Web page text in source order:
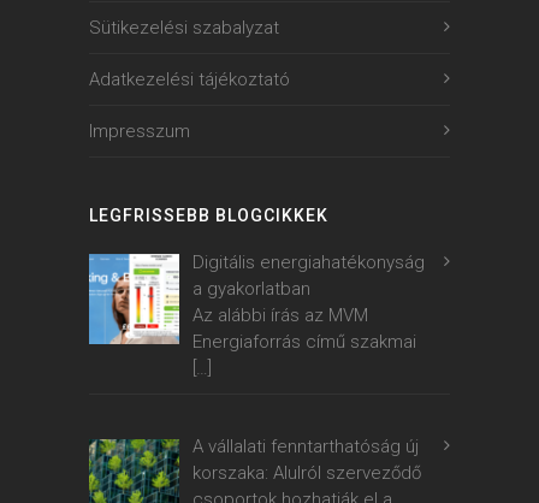
Sütikezelési szabalyzat
Adatkezelési tájékoztató
Impresszum
LEGFRISSEBB BLOGCIKKEK
Digitális energiahatékonyság
a gyakorlatban
Az alábbi írás az MVM
Energiaforrás című szakmai
A vállalati fenntarthatóság új
korszaka: Alulról szerveződő